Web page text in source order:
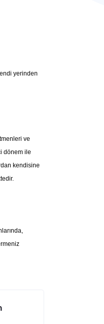
yerinden
ve
dönem ile
kendisine